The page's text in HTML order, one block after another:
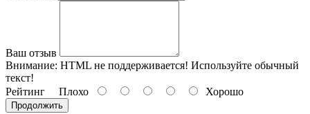
Ваш отзыв
Внимание: HTML не поддерживается! Используйте обычный
текст!
Рейтинг Плохо Хорошо
Продолжить